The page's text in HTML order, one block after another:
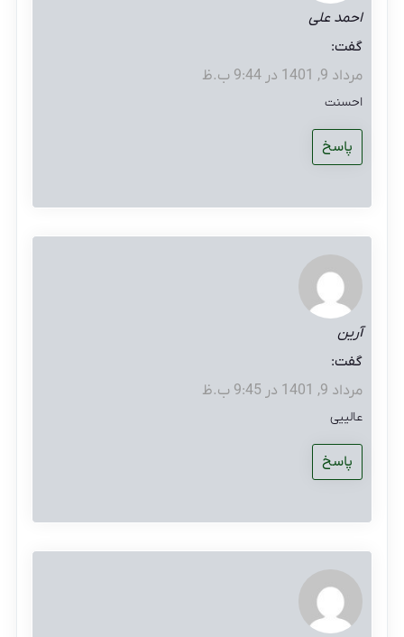
احمد علی
گفت:
مرداد 9, 1401 در 9:44 ب.ظ
احسنت
پاسخ
آرین
گفت:
مرداد 9, 1401 در 9:45 ب.ظ
عالییی
پاسخ